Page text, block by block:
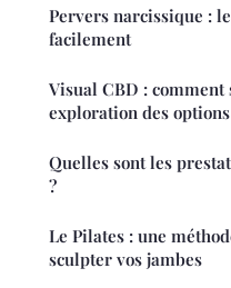
Pervers narcissique :
facilement
Visual CBD :
exploration des
Quelles sont les
?
Le Pilates : une
sculpter vos jambes